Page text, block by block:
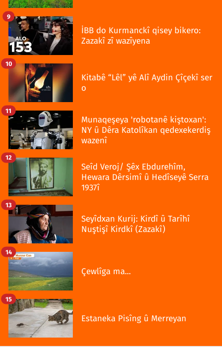
İBB do Kurmanckî qisey bikero:
Zazakî zî wazîyena
9
Kitabê “Lêl” yê Alî Aydin Çîçekî ser
o
10
Munaqeşeya 'robotanê kiştoxan':
NY û Dêra Katolîkan qedexekerdiş
wazenî
11
Seîd Veroj/ Şêx Ebdurehîm,
Hewara Dêrsimî û Hedîseyê Serra
1937î
12
Seyîdxan Kurij: Kirdî û Tarîhî
Nuştişî Kirdkî (Zazakî)
13
Çewlîga ma...
14
Estaneka Pisîng û Merreyan
15